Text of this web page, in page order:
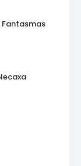
Fantasmas